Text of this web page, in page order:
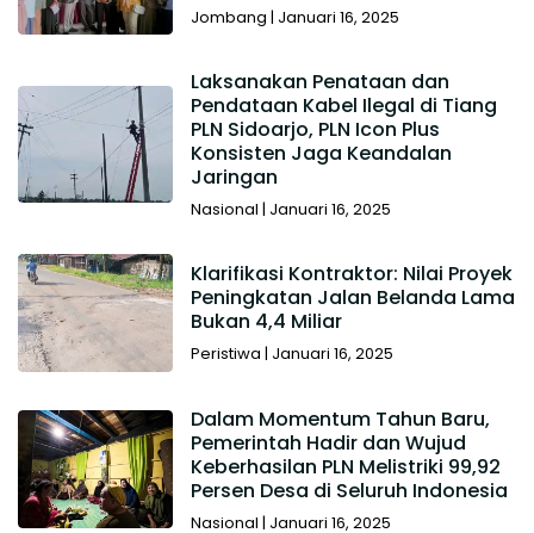
Jombang | Januari 16, 2025
Laksanakan Penataan dan
Pendataan Kabel Ilegal di Tiang
PLN Sidoarjo, PLN Icon Plus
Konsisten Jaga Keandalan
Jaringan
Nasional | Januari 16, 2025
Klarifikasi Kontraktor: Nilai Proyek
Peningkatan Jalan Belanda Lama
Bukan 4,4 Miliar
Peristiwa | Januari 16, 2025
Dalam Momentum Tahun Baru,
Pemerintah Hadir dan Wujud
Keberhasilan PLN Melistriki 99,92
Persen Desa di Seluruh Indonesia
Nasional | Januari 16, 2025